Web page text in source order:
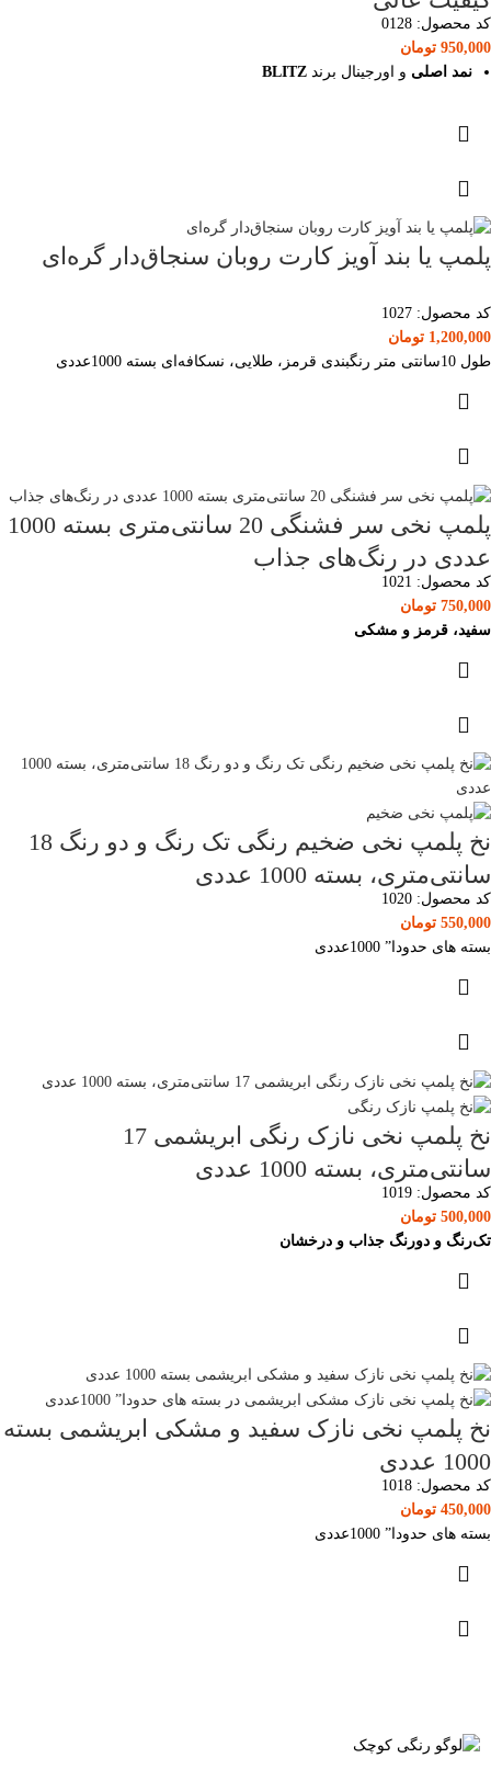
کد محصول: 0128
950,000 تومان
نمد اصلی و اورجینال برند BLITZ
پلمپ یا بند آویز کارت روبان سنجاق‌دار گره‌ای
کد محصول: 1027
1,200,000 تومان
طول 10سانتی متر رنگبندی قرمز، طلایی، نسکافه‌ای بسته 1000عددی
پلمپ نخی سر فشنگی 20 سانتی‌متری بسته 1000
عددی در رنگ‌های جذاب
کد محصول: 1021
750,000 تومان
سفید، قرمز و مشکی
نخ پلمپ نخی ضخیم رنگی تک رنگ و دو رنگ 18
سانتی‌متری، بسته 1000 عددی
کد محصول: 1020
550,000 تومان
بسته های حدودا” 1000عددی
نخ پلمپ نخی نازک رنگی ابریشمی 17
سانتی‌متری، بسته 1000 عددی
کد محصول: 1019
500,000 تومان
تک‌رنگ و دورنگ جذاب و درخشان
نخ پلمپ نخی نازک سفید و مشکی ابریشمی بسته
1000 عددی
کد محصول: 1018
450,000 تومان
بسته های حدودا” 1000عددی